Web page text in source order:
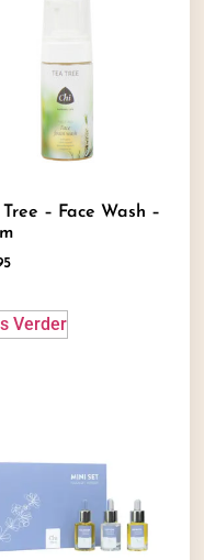
Tree – Face Wash –
Verder